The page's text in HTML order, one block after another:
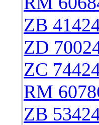
ZB
ZD
ZC
RM
ZB